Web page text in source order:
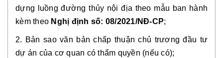
dựng luồng đường thủy nội địa theo mẫu ban hành
kèm theo Nghị định số: 08/2021/NĐ-CP;
2. Bản sao văn bản chấp thuận chủ trương đầu tư
dự án của cơ quan có thẩm quyền (nếu có);